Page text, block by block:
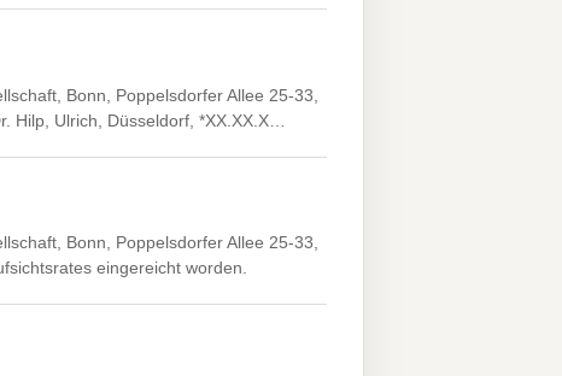
Bonn, Poppelsdorfer Allee 25-33,
Hilp, Ulrich, Düsseldorf, *XX.XX.X…
Bonn, Poppelsdorfer Allee 25-33,
eingereicht worden.